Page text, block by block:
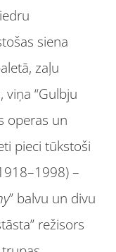
siena
zaļu
viņa “Gulbju
operas un
pieci tūkstoši
–
” balvu un divu
režisors